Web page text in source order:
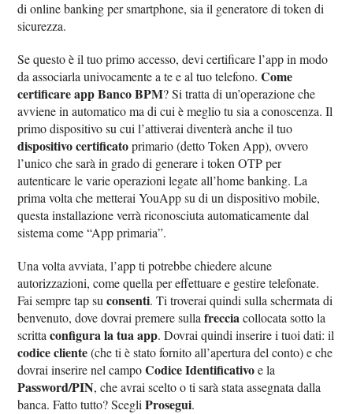
di online banking per smartphone, sia il generatore di token di
sicurezza.
Se questo è il tuo primo accesso, devi certificare l’app in modo
da associarla univocamente a te e al tuo telefono.Come
certificare app Banco BPM? Si tratta di un’operazione che
avviene in automatico ma di cui è meglio tu sia a conoscenza. Il
primo dispositivo su cui l’attiverai diventerà anche il tuo
dispositivo certificatoprimario (detto Token App), ovvero
l’unico che sarà in grado di generare i token OTP per
autenticare le varie operazioni legate all’home banking. La
prima volta che metterai YouApp su di un dispositivo mobile,
questa installazione verrà riconosciuta automaticamente dal
sistema come “App primaria”.
Una volta avviata, l’app ti potrebbe chiedere alcune
autorizzazioni, come quella per effettuare e gestire telefonate.
Fai sempre tap suconsenti. Ti troverai quindi sulla schermata di
benvenuto, dove dovrai premere sullafrecciacollocata sotto la
scrittaconfigura la tua app. Dovrai quindi inserire i tuoi dati: il
codice cliente(che ti è stato fornito all’apertura del conto) e che
dovrai inserire nel campoCodice Identificativoe la
Password/PIN, che avrai scelto o ti sarà stata assegnata dalla
banca. Fatto tutto? ScegliProsegui.